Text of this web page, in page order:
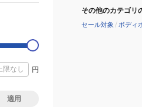
その他のカテゴリ
セール対象 /ボディ
円
適用